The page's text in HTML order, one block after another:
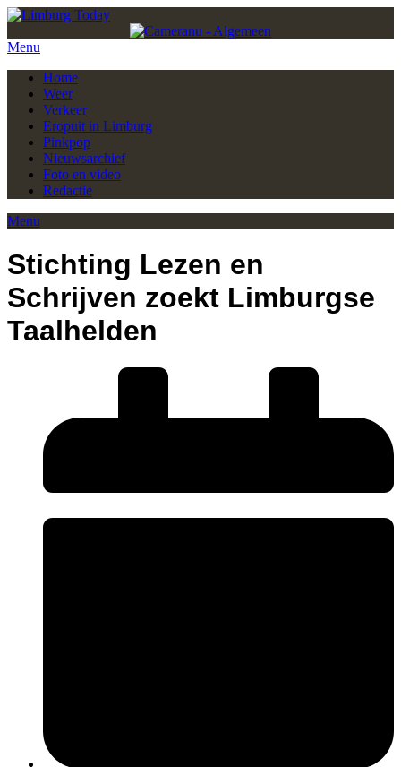
Menu
Home
Weer
Verkeer
Eropuit in Limburg
Pinkpop
Nieuwsarchief
Foto en video
Redactie
Menu
Stichting Lezen en
Schrijven zoekt Limburgse
Taalhelden